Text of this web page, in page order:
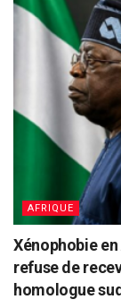
AFRIQUE
Xénophobie
refuse de
homologue